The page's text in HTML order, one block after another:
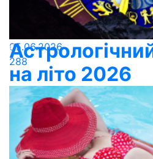
05.06.2026
288
на літо 2026